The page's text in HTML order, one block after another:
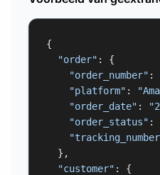
{
"order" : {
"order_number" :
"platform" :
"order_date" :
"order_status" :
  },
"customer" : {